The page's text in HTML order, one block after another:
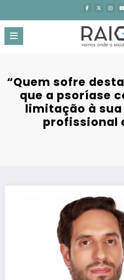
o
conteúdo
“Quem sofre
que a psoríase
limitação à
profissional